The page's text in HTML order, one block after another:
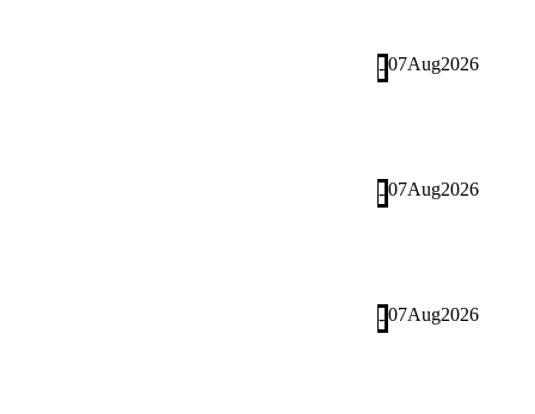
- 07Aug2026
- 07Aug2026
- 07Aug2026